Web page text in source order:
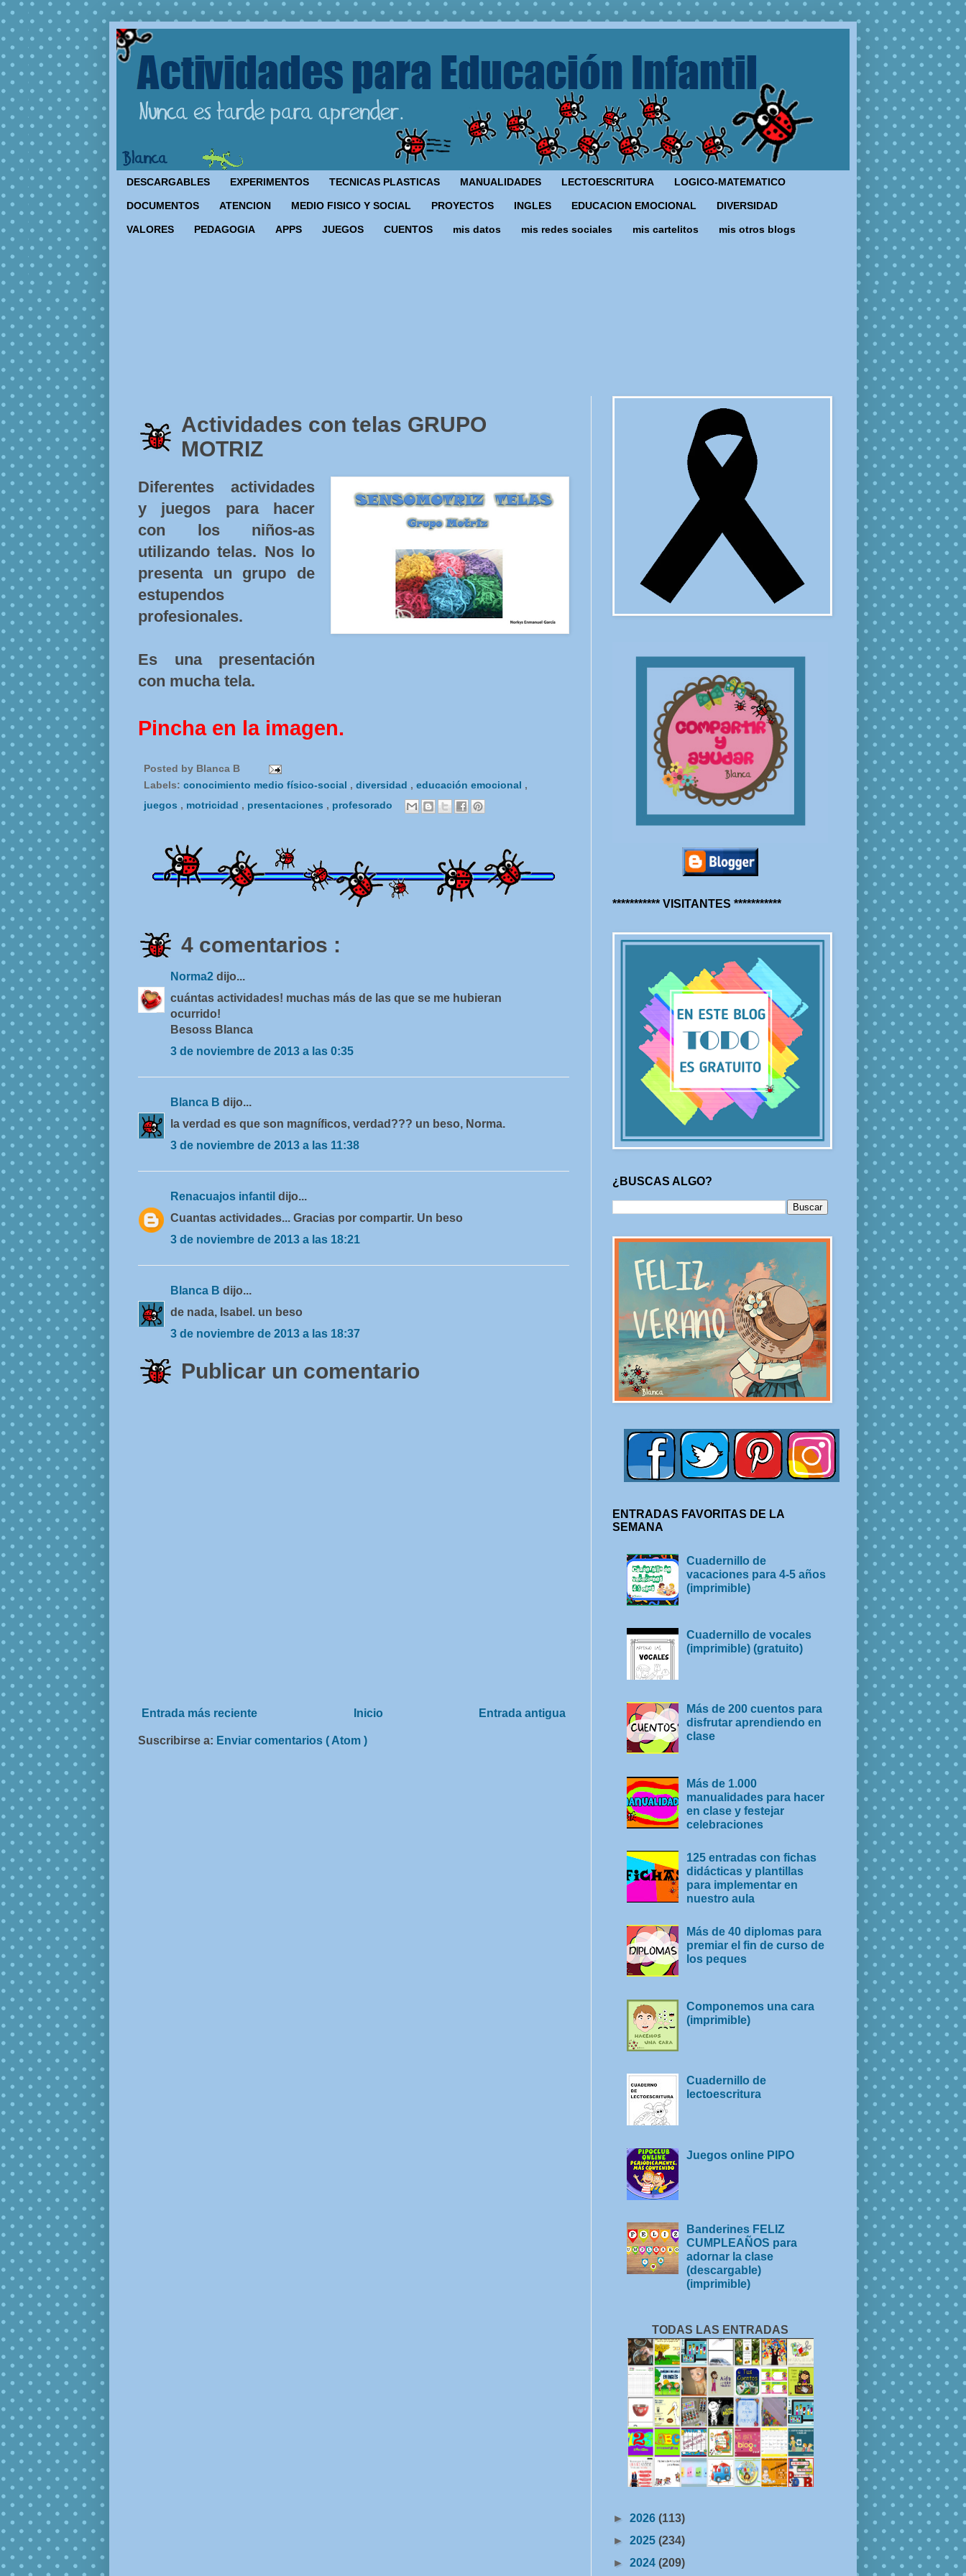
DESCARGABLES EXPERIMENTOS TECNICAS PLASTICAS MANUALIDADES LECTOESCRITURA LOGICO-MATEMATICO
DOCUMENTOS ATENCION MEDIO FISICO Y SOCIAL PROYECTOS INGLES EDUCACION EMOCIONAL DIVERSIDAD
VALORES PEDAGOGIA APPS JUEGOS CUENTOS mis datos mis redes sociales mis cartelitos mis otros blogs
Actividades con telas GRUPO
MOTRIZ
Diferentes actividades
y juegos para hacer
con los niños-as
utilizando telas. Nos lo
presenta un grupo de
estupendos
profesionales.
Es una presentación
con mucha tela.
Pincha en la imagen.
Posted by Blanca B
Labels: conocimiento medio físico-social , diversidad , educación emocional ,
juegos , motricidad , presentaciones , profesorado
4 comentarios :
Norma2 dijo...
cuántas actividades! muchas más de las que se me hubieran
ocurrido!
Besoss Blanca
3 de noviembre de 2013 a las 0:35
Blanca B dijo...
la verdad es que son magníficos, verdad??? un beso, Norma.
3 de noviembre de 2013 a las 11:38
Renacuajos infantil dijo...
Cuantas actividades... Gracias por compartir. Un beso
3 de noviembre de 2013 a las 18:21
Blanca B dijo...
de nada, Isabel. un beso
3 de noviembre de 2013 a las 18:37
Publicar un comentario
Entrada más reciente Entrada antigua
Inicio
Suscribirse a: Enviar comentarios ( Atom )
*********** VISITANTES ***********
¿BUSCAS ALGO?
ENTRADAS FAVORITAS DE LA
SEMANA
Cuadernillo de
vacaciones para 4-5 años
(imprimible)
Cuadernillo de vocales
(imprimible) (gratuito)
Más de 200 cuentos para
disfrutar aprendiendo en
clase
Más de 1.000
manualidades para hacer
en clase y festejar
celebraciones
125 entradas con fichas
didácticas y plantillas
para implementar en
nuestro aula
Más de 40 diplomas para
premiar el fin de curso de
los peques
Componemos una cara
(imprimible)
Cuadernillo de
lectoescritura
Juegos online PIPO
Banderines FELIZ
CUMPLEAÑOS para
adornar la clase
(descargable)
(imprimible)
TODAS LAS ENTRADAS
► 2026 (113)
► 2025 (234)
► 2024 (209)